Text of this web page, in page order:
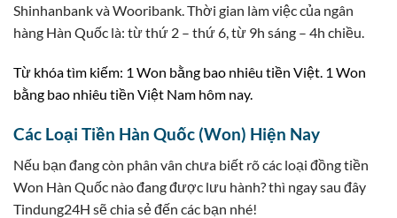
Shinhanbank và Wooribank. Thời gian làm việc của ngân
hàng Hàn Quốc là: từ thứ 2 – thứ 6, từ 9h sáng – 4h chiều.
Từ khóa tìm kiếm: 1 Won bằng bao nhiêu tiền Việt. 1 Won
bằng bao nhiêu tiền Việt Nam hôm nay.
Các Loại Tiền Hàn Quốc (Won) Hiện Nay
Nếu bạn đang còn phân vân chưa biết rõ các loại đồng tiền
Won Hàn Quốc nào đang được lưu hành? thì ngay sau đây
Tindung24H sẽ chia sẻ đến các bạn nhé!